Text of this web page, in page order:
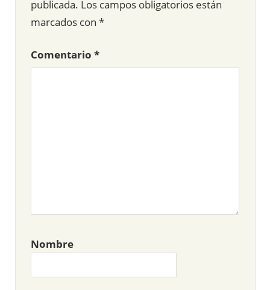
publicada. Los campos obligatorios están
marcados con *
Comentario *
Nombre